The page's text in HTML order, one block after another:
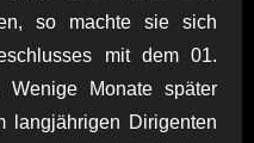
so machte sie sich
mit dem 01.
Wenige Monate später
langjährigen Dirigenten